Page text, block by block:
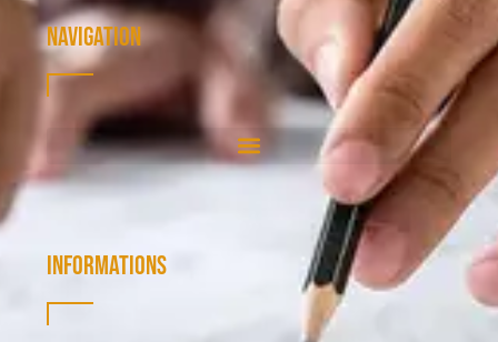
Navigation
Informations